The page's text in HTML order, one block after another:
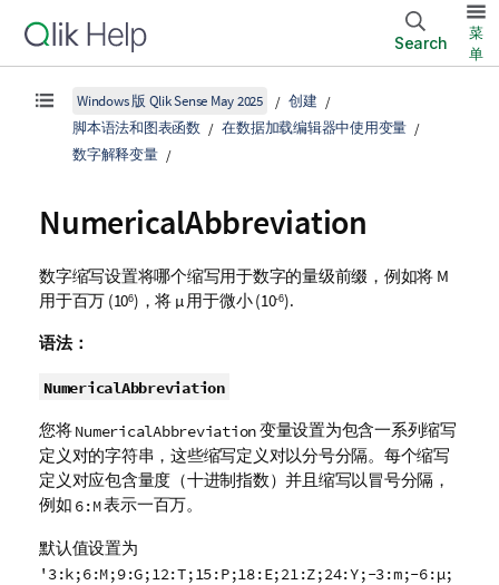
Search
菜
单
Windows 版 Qlik Sense May 2025
创建
脚本语法和图表函数
在数据加载编辑器中使用变量
数字解释变量
NumericalAbbreviation
数字缩写设置将哪个缩写用于数字的量级前缀，例如将 M
用于百万 (106)，将 µ用于微小 (10-6).
语法：
NumericalAbbreviation
您将NumericalAbbreviation变量设置为包含一系列缩写
定义对的字符串，这些缩写定义对以分号分隔。每个缩写
定义对应包含量度（十进制指数）并且缩写以冒号分隔，
例如 6:M表示一百万。
默认值设置为
'3:k;6:M;9:G;12:T;15:P;18:E;21:Z;24:Y;-3:m;-6:µ;